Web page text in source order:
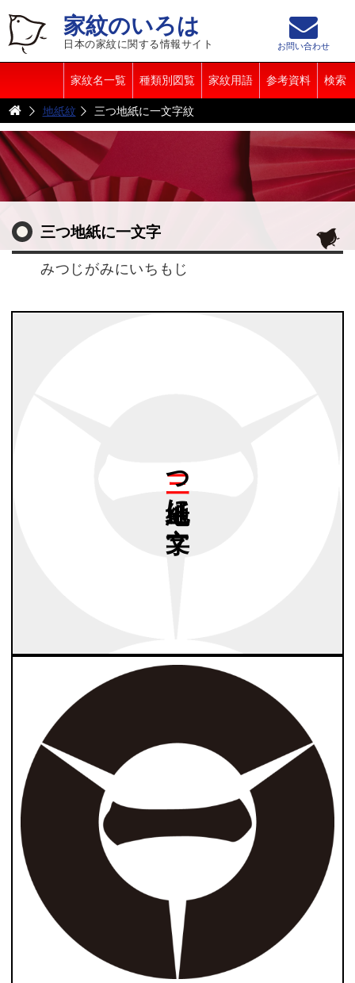
家紋のいろは
日本の家紋に関する情報サイト
家紋名一覧 種類別図覧 家紋用語 参考資料 検索
お問い合わせ
地紙紋 三つ地紙に一文字紋
三つ地紙に一文字
みつじがみにいちもじ
一文字